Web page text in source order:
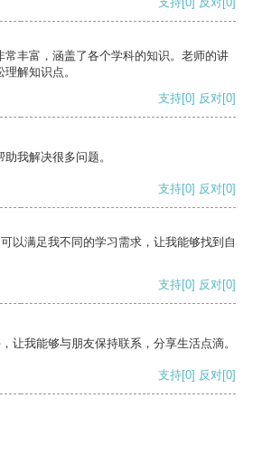
常丰富，涵盖了各个学科的知识。老师的讲
解知识点。
支持[0] 反对[0]
我解决很多问题。
支持[0] 反对[0]
以满足我不同的学习需求，让我能够找到自
支持[0] 反对[0]
让我能够与朋友保持联系，分享生活点滴。
支持[0] 反对[0]